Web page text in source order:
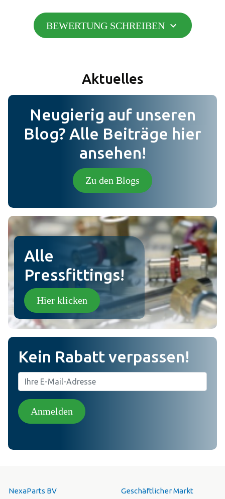
Hinzufügen
Foto (Optional) (jpg,png).
Senden
BEWERTUNG SCHREIBEN expand_more
Aktuelles
Neugierig auf unseren
Blog? Alle Beiträge hier
ansehen!
Zu den Blogs
Alle
Pressfittings!
Hier klicken
Kein Rabatt verpassen!
Anmelden
NexaParts BV Geschäftlicher Markt